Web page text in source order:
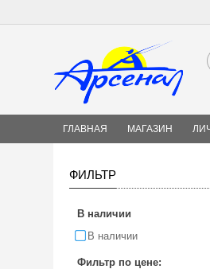
ГЛАВНАЯ МАГАЗИН
ФИЛЬТР
В наличии
В наличии
Фильтр по цене: